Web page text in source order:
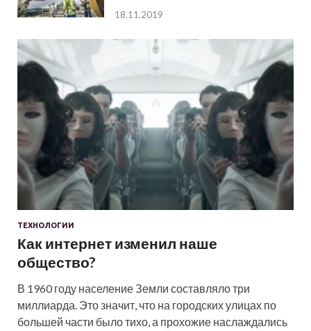
18.11.2019
ТЕХНОЛОГИИ
Как интернет изменил наше
общество?
В 1960 году население Земли составляло три
миллиарда. Это значит, что на городских улицах по
большей части было тихо, а прохожие наслаждались